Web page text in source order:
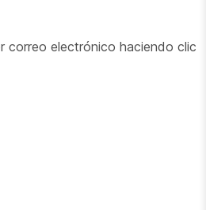
correo electrónico haciendo clic